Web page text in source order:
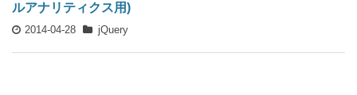
ルアナリティクス用)
2014-04-28 jQuery